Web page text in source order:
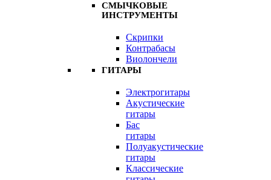
СМЫЧКОВЫЕ
ИНСТРУМЕНТЫ
Скрипки
Контрабасы
Виолончели
ГИТАРЫ
Электрогитары
Акустические
гитары
Бас
гитары
Полуакустические
гитары
Классические